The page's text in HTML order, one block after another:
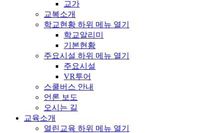
교가
교복소개
학교현황 하위 메뉴 열기
학교알리미
기본현황
주요시설 하위 메뉴 열기
주요시설
VR투어
스쿨버스 안내
언론 보도
오시는 길
교육소개
열린교육 하위 메뉴 열기